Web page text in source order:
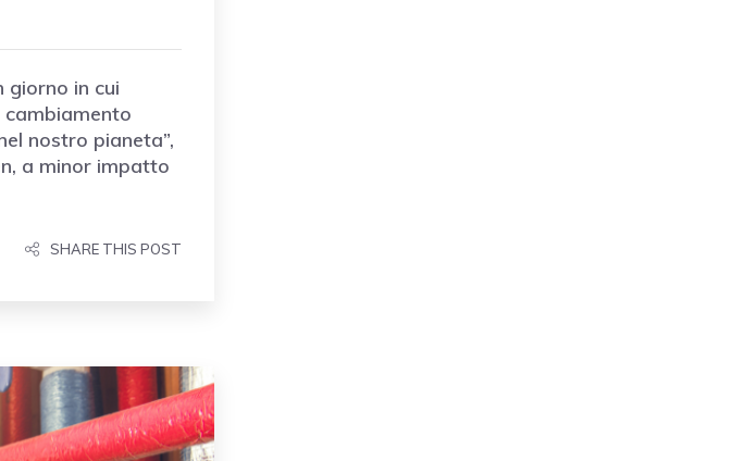
giorno in cui
cambiamento
nostro pianeta”,
a minor impatto
SHARE THIS POST